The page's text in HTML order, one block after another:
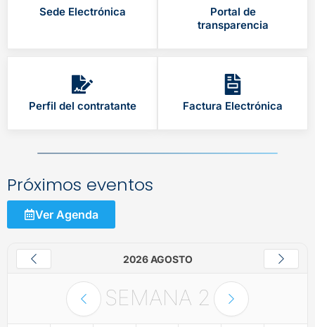
Sede Electrónica
Portal de
transparencia
Perfil del contratante Factura Electrónica
Próximos eventos
Ver Agenda
2026 AGOSTO
SEMANA 2